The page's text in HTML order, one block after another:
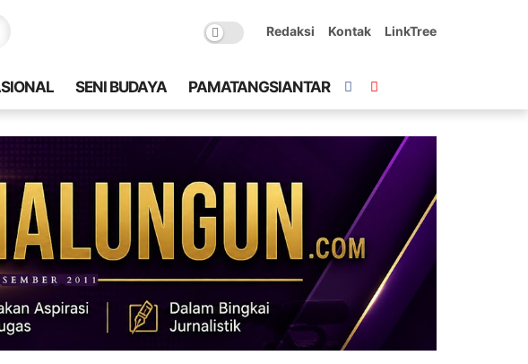
Redaksi Kontak LinkTree
SENI BUDAYA PAMATANGSIANTAR